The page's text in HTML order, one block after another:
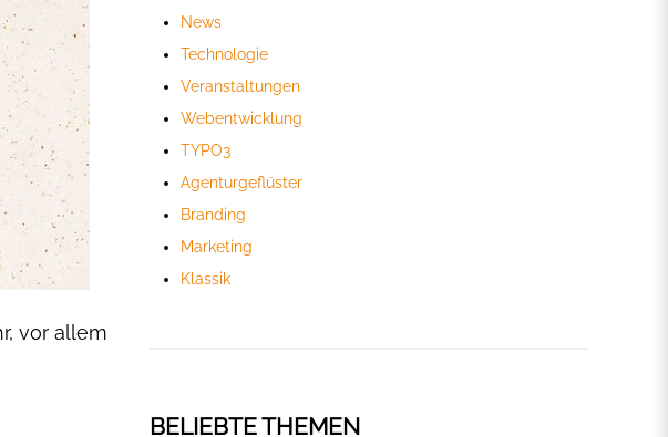
vor allem
News
Technologie
Veranstaltungen
Webentwicklung
TYPO3
Agenturgeflüster
Branding
Marketing
Klassik
BELIEBTE THEMEN